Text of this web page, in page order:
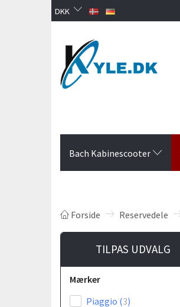
DKK
Bach Kabinescooter
Forside Reservedele
TILPAS UDVALG
Mærker
Piaggio (3)